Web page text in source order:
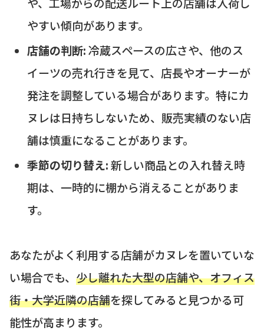
やすい傾向があります。
店舗の判断:冷蔵スペースの広さや、他のス
イーツの売れ行きを見て、店長やオーナーが
発注を調整している場合があります。特にカ
ヌレは日持ちしないため、販売実績のない店
舗は慎重になることがあります。
季節の切り替え:新しい商品との入れ替え時
期は、一時的に棚から消えることがありま
す。
あなたがよく利用する店舗がカヌレを置いていな
い場合でも、 少し離れた大型の店舗や、オフィス
街・大学近隣の店舗を探してみると見つかる可
能性が高まります。